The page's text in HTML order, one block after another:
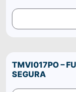
TMVI017PO –
SEGURA